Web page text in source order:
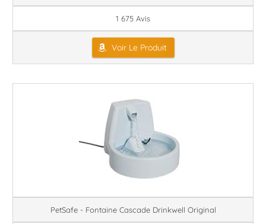
1 675 Avis
Voir Le Produit
PetSafe - Fontaine Cascade Drinkwell Original